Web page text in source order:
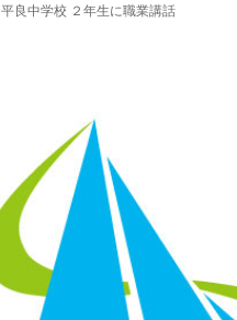
平良中学校 ２年生に職業講話